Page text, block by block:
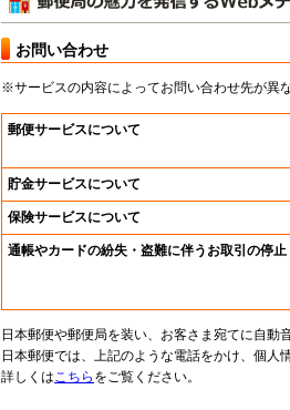
お問い合わせ
※サービスの内容によってお問い合わせ先が異
郵便サービスについて
貯金サービスについて
保険サービスについて
通帳やカードの紛失・盗難に伴うお取引の停止
日本郵便や郵便局を装い、お客さま宛てに自動
日本郵便では、上記のような電話をかけ、個人
詳しくはこちら をご覧ください。